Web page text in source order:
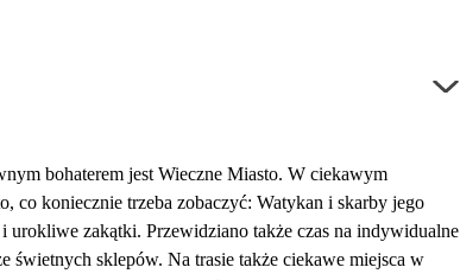
bohaterem jest Wieczne Miasto. W ciekawym
co koniecznie trzeba zobaczyć: Watykan i skarby jego
urokliwe zakątki. Przewidziano także czas na indywidualne
świetnych sklepów. Na trasie także ciekawe miejsca w